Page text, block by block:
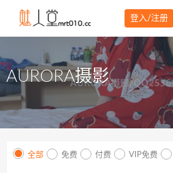
登入/注册
AURORA摄影
全部 免费 付费 VIP免费